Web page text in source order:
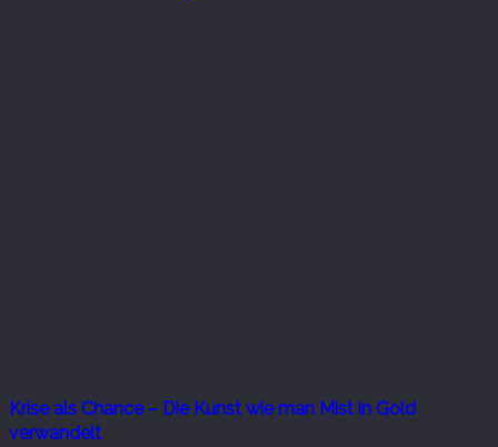
Krise als Chance – Die Kunst wie man Mist in Gold
verwandelt